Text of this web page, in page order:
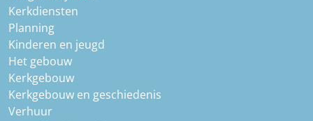
Kerkdiensten
Planning
Kinderen en jeugd
Het gebouw
Kerkgebouw
Kerkgebouw en geschiedenis
Verhuur